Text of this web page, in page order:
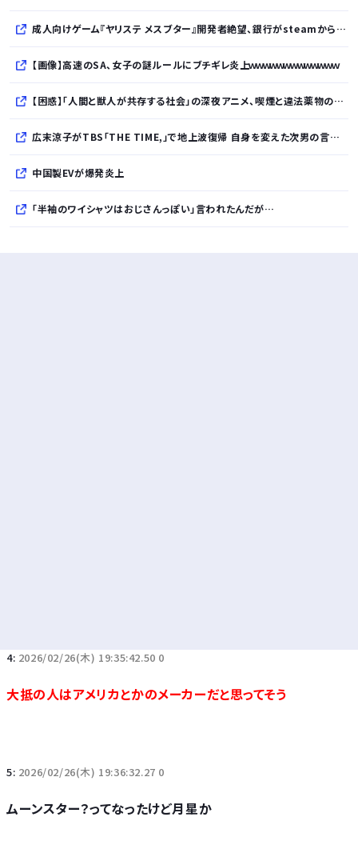
成人向けゲーム『ヤリステ メスブター』開発者絶望、銀行がsteamからの入金を拒否→金が入ってなくても売上金額分の納税義務あり
【画像】高速のSA、女子の謎ルールにブチギレ炎上ｗｗｗｗｗｗｗｗｗｗｗｗｗ
【困惑】「人間と獣人が共存する社会」の深夜アニメ、喫煙と違法薬物の連想シーンでBPO議論・・・・・・・・・
広末涼子がTBS「THE TIME,」で地上波復帰 自身を変えた次男の言葉「ママのファンの人なら、知りたいんじゃないか」
中国製EVが爆発炎上
「半袖のワイシャツはおじさんっぽい」言われたんだが…
4: 2026/02/26(木) 19:35:42.50 0
大抵の人はアメリカとかのメーカーだと思ってそう
5: 2026/02/26(木) 19:36:32.27 0
ムーンスター？ってなったけど月星か